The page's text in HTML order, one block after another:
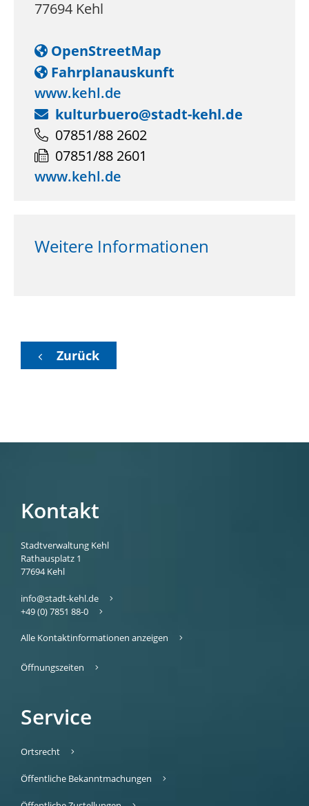
77694 Kehl
OpenStreetMap
Fahrplanauskunft
www.kehl.de
kulturbuero@stadt-kehl.de
07851/88 2602
07851/88 2601
www.kehl.de
Weitere Informationen
Zurück
Kontakt
Stadtverwaltung Kehl
Rathausplatz 1
77694 Kehl
info@stadt-kehl.de
+49 (0) 7851 88-0
Alle Kontaktinformationen anzeigen
Öffnungszeiten
Service
Ortsrecht
Öffentliche Bekanntmachungen